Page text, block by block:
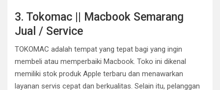
3. Tokomac || Macbook Semarang
Jual / Service
TOKOMAC adalah tempat yang tepat bagi yang ingin
membeli atau memperbaiki Macbook. Toko ini dikenal
memiliki stok produk Apple terbaru dan menawarkan
layanan servis cepat dan berkualitas. Selain itu, pelanggan